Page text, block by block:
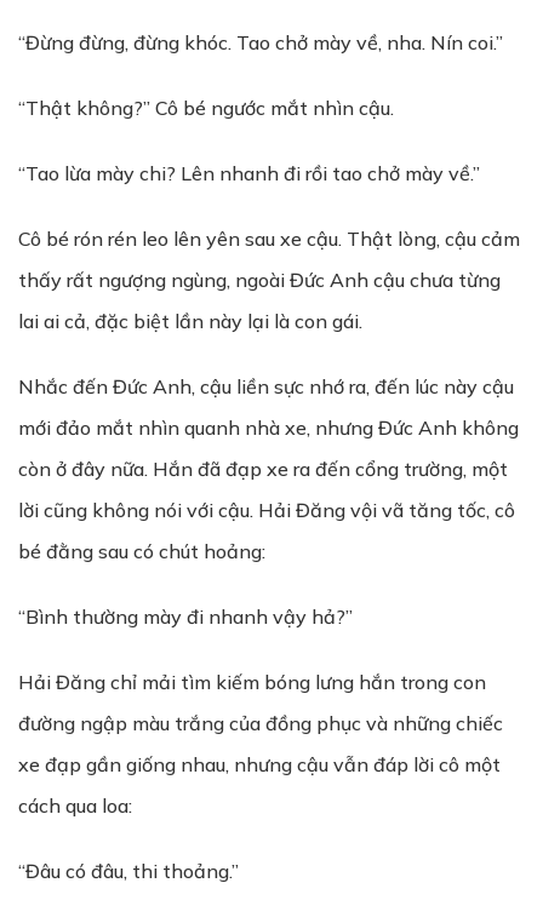
“Đừng đừng, đừng khóc. Tao chở mày về, nha. Nín coi.”
“Thật không?” Cô bé ngước mắt nhìn cậu.
“Tao lừa mày chi? Lên nhanh đi rồi tao chở mày về.”
Cô bé rón rén leo lên yên sau xe cậu. Thật lòng, cậu cảm
thấy rất ngượng ngùng, ngoài Đức Anh cậu chưa từng
lai ai cả, đặc biệt lần này lại là con gái.
Nhắc đến Đức Anh, cậu liền sực nhớ ra, đến lúc này cậu
mới đảo mắt nhìn quanh nhà xe, nhưng Đức Anh không
còn ở đây nữa. Hắn đã đạp xe ra đến cổng trường, một
lời cũng không nói với cậu. Hải Đăng vội vã tăng tốc, cô
bé đằng sau có chút hoảng:
“Bình thường mày đi nhanh vậy hả?”
Hải Đăng chỉ mải tìm kiếm bóng lưng hắn trong con
đường ngập màu trắng của đồng phục và những chiếc
xe đạp gần giống nhau, nhưng cậu vẫn đáp lời cô một
cách qua loa:
“Đâu có đâu, thi thoảng.”